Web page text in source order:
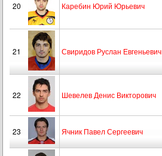
20 Каребин Юрий Юрьевич
21 Свиридов Руслан Евгеньевич
22 Шевелев Денис Викторович
23 Ячник Павел Сергеевич